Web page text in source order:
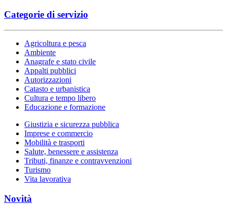
Categorie di servizio
Agricoltura e pesca
Ambiente
Anagrafe e stato civile
Appalti pubblici
Autorizzazioni
Catasto e urbanistica
Cultura e tempo libero
Educazione e formazione
Giustizia e sicurezza pubblica
Imprese e commercio
Mobilità e trasporti
Salute, benessere e assistenza
Tributi, finanze e contravvenzioni
Turismo
Vita lavorativa
Novità